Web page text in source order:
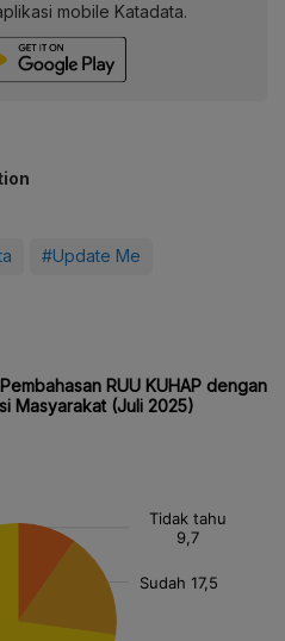
mobile Katadata.
#Update Me